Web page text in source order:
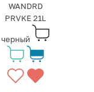
WANDRD
PRVKE 21L
черный